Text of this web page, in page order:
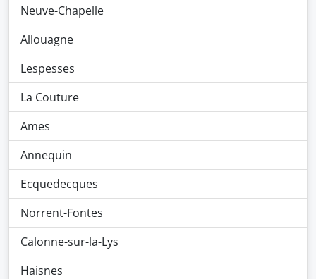
Neuve-Chapelle
Allouagne
Lespesses
La Couture
Ames
Annequin
Ecquedecques
Norrent-Fontes
Calonne-sur-la-Lys
Haisnes